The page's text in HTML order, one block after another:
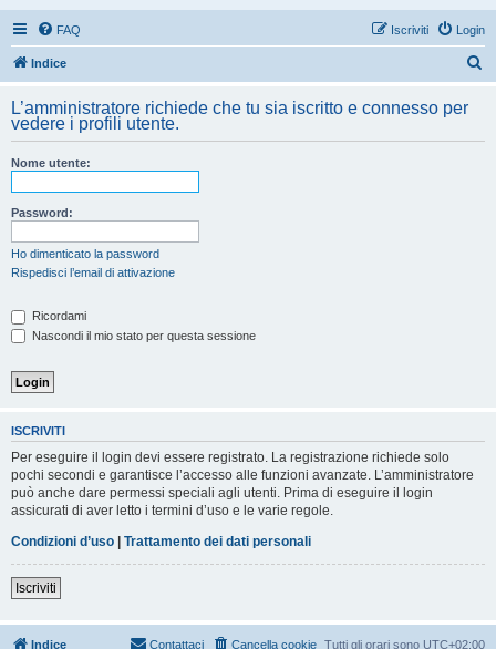
FAQ Login
Iscriviti
Indice
c
L’amministratore richiede che tu sia iscritto e connesso per
vedere i profili utente.
Nome utente:
Password:
Ho dimenticato la password
Rispedisci l’email di attivazione
Ricordami
Nascondi il mio stato per questa sessione
ISCRIVITI
Per eseguire il login devi essere registrato. La registrazione richiede solo
pochi secondi e garantisce l’accesso alle funzioni avanzate. L’amministratore
può anche dare permessi speciali agli utenti. Prima di eseguire il login
assicurati di aver letto i termini d’uso e le varie regole.
Condizioni d’uso | Trattamento dei dati personali
Iscriviti
Indice Tutti gli orari sono UTC+02:00
Cancella cookie
Contattaci